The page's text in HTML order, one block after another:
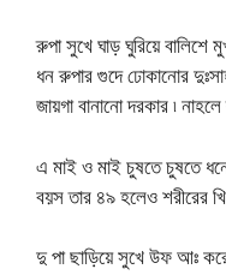
রুপা সুখে ঘাড় ঘুরিয়ে
ধন রুপার গুদে ঢোকানোর
জায়গা বানানো দরকার ৷
এ মাই ও মাই চুষতে চুষতে
বয়স তার ৪৯ হলেও শরীরের
দু পা ছাড়িয়ে সুখে উফ আঃ করে